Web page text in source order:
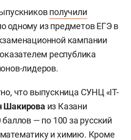
получили
одному из предметов ЕГЭ в
кампании
республика
лидеров.
что выпускница СУНЦ «IT-
Шакирова из Казани
— по 100 за русский
и химию. Кроме